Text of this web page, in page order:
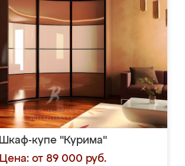
Шкаф-купе "Курима"
Цена: от 89 000 руб.